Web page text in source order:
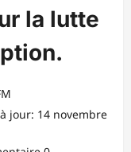
la lutte
jour: 14 novembre